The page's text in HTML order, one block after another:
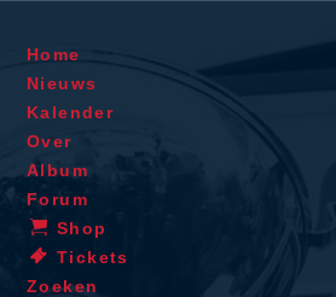
Home
Nieuws
Kalender
Over
Album
Forum
Shop
Tickets
Zoeken